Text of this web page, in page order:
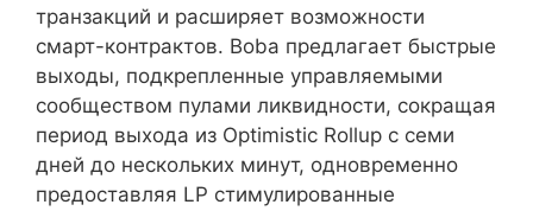
транзакций и расширяет возможности
смарт-контрактов. Boba предлагает быстрые
выходы, подкрепленные управляемыми
сообществом пулами ликвидности, сокращая
период выхода из Optimistic Rollup с семи
дней до нескольких минут, одновременно
предоставляя LP стимулированные